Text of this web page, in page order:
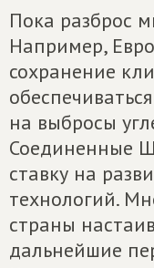
Пока разброс
Например,
сохранение
на выбросы
Соединенные
ставку на
технологий.
страны
дальнейшие